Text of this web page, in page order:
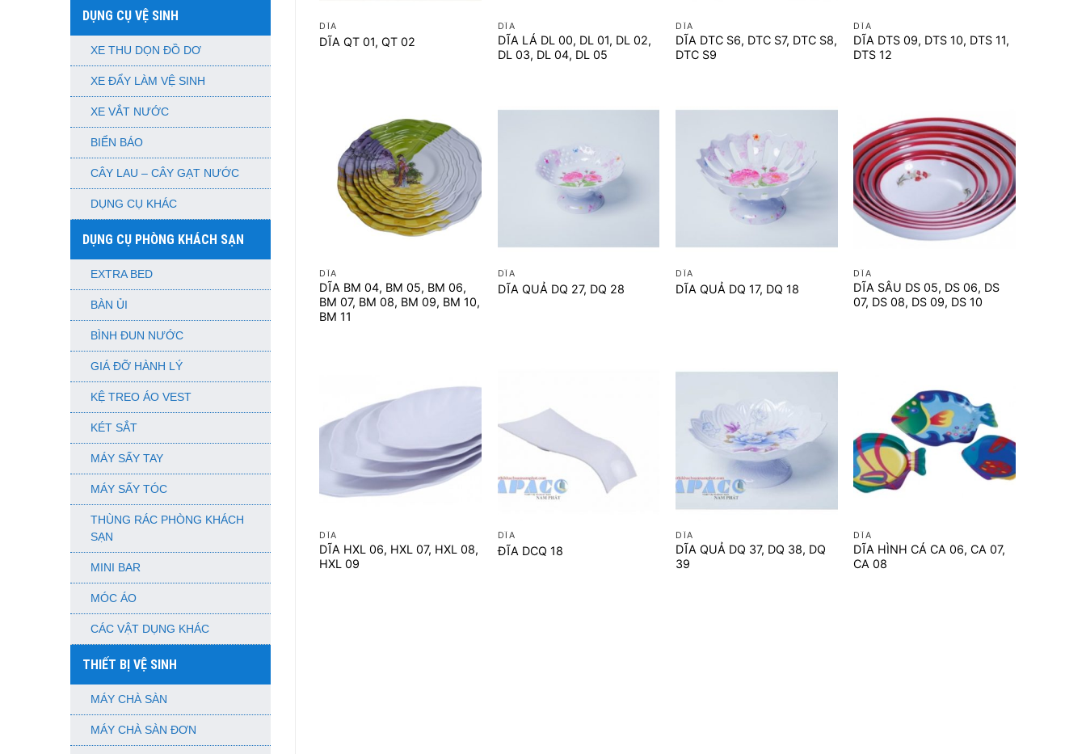
DỤNG CỤ VỆ SINH
XE THU DỌN ĐỒ DƠ
XE ĐẨY LÀM VỆ SINH
XE VẮT NƯỚC
BIỂN BÁO
CÂY LAU – CÂY GẠT NƯỚC
DỤNG CỤ KHÁC
DỤNG CỤ PHÒNG KHÁCH SẠN
EXTRA BED
BÀN ỦI
BÌNH ĐUN NƯỚC
GIÁ ĐỠ HÀNH LÝ
KỆ TREO ÁO VEST
KÉT SẮT
MÁY SẤY TAY
MÁY SẤY TÓC
THÙNG RÁC PHÒNG KHÁCH
SẠN
MINI BAR
MÓC ÁO
CÁC VẬT DỤNG KHÁC
THIẾT BỊ VỆ SINH
MÁY CHÀ SÀN
MÁY CHÀ SÀN ĐƠN
DĨA
DĨA QT 01, QT 02
DĨA
DĨA LÁ DL 00, DL 01, DL 02,
DL 03, DL 04, DL 05
DĨA
DĨA DTC S6, DTC S7, DTC S8,
DTC S9
DĨA
DĨA DTS 09, DTS 10, DTS 11,
DTS 12
DĨA
DĨA BM 04, BM 05, BM 06,
BM 07, BM 08, BM 09, BM 10,
BM 11
DĨA
DĨA QUẢ DQ 27, DQ 28
DĨA
DĨA QUẢ DQ 17, DQ 18
DĨA
DĨA SÂU DS 05, DS 06, DS
07, DS 08, DS 09, DS 10
DĨA
DĨA HXL 06, HXL 07, HXL 08,
HXL 09
DĨA
ĐĨA DCQ 18
DĨA
DĨA QUẢ DQ 37, DQ 38, DQ
39
DĨA
DĨA HÌNH CÁ CA 06, CA 07,
CA 08